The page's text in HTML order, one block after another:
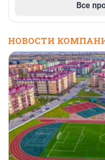
Все
НОВОСТИ